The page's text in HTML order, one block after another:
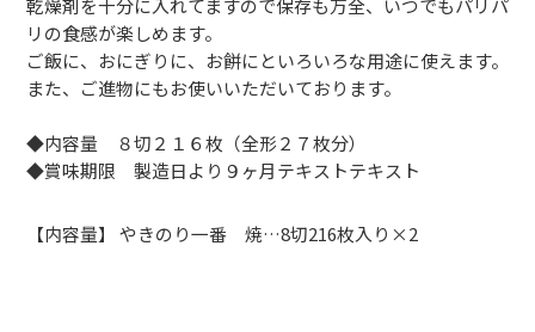
乾燥剤を十分に入れてますので保存も万全、いつでもパリパ
リの食感が楽しめます。
ご飯に、おにぎりに、お餅にといろいろな用途に使えます。
また、ご進物にもお使いいただいております。
◆内容量 ８切２１６枚（全形２７枚分）
◆賞味期限 製造日より９ヶ月テキストテキスト
【内容量】 やきのり一番 焼…8切216枚入り×2